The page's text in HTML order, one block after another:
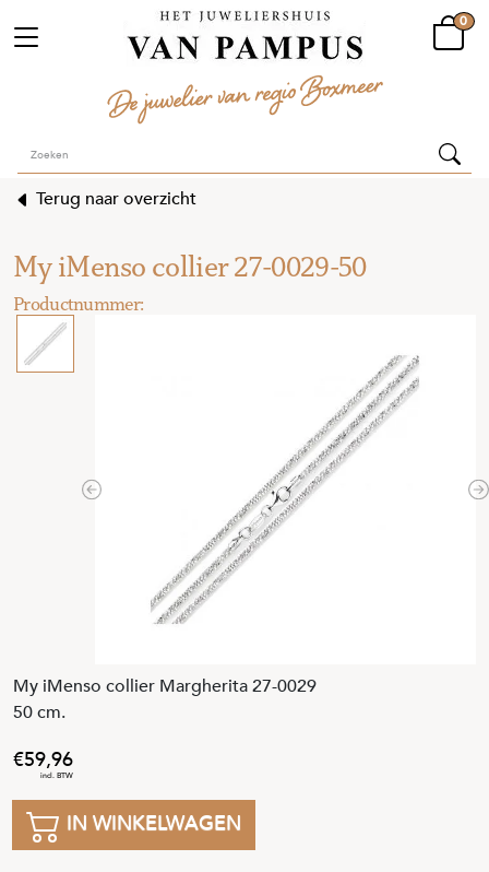
0
Terug naar overzicht
My iMenso collier 27-0029-50
Previous
My iMenso collier Margherita 27-0029
50 cm.
59,96
IN WINKELWAGEN